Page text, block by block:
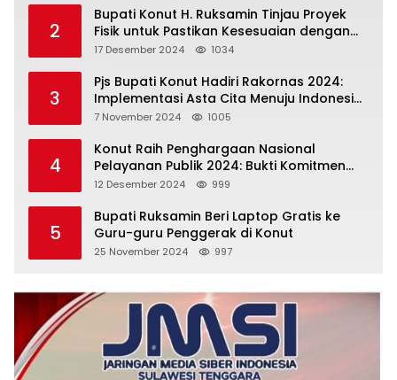
2
Bupati Konut H. Ruksamin Tinjau Proyek
Fisik untuk Pastikan Kesesuaian dengan
Perencanaan
17 Desember 2024 1034
3
Pjs Bupati Konut Hadiri Rakornas 2024:
Implementasi Asta Cita Menuju Indonesia
Emas
7 November 2024 1005
4
Konut Raih Penghargaan Nasional
Pelayanan Publik 2024: Bukti Komitmen
Menuju Pelayanan Prima
12 Desember 2024 999
5
Bupati Ruksamin Beri Laptop Gratis ke
Guru-guru Penggerak di Konut
25 November 2024 997